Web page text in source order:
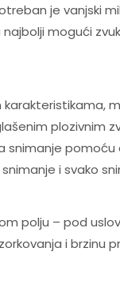
je vanjski
mogući
karakteristikama,
plozivnim
snimanje
i svako
polju – pod
i brzinu